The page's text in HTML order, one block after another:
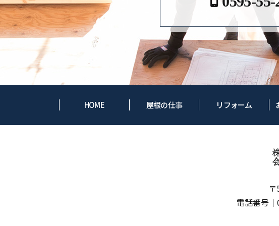
HOME 屋根の仕事 リフォーム
電話番号｜